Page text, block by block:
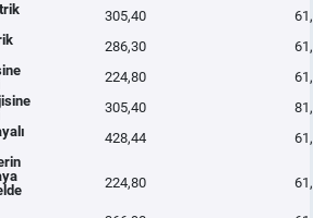
SİSTEMİ POLİTİKAMIZ
305,40
286,30
224,80
305,40
428,44
224,80